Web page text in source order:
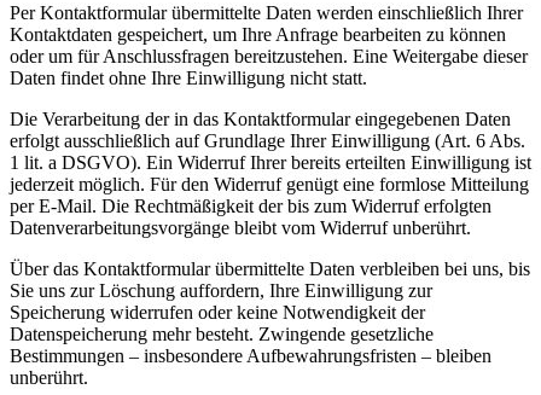
Per Kontaktformular übermittelte Daten werden einschließlich Ihrer
Kontaktdaten gespeichert, um Ihre Anfrage bearbeiten zu können
oder um für Anschlussfragen bereitzustehen. Eine Weitergabe dieser
Daten findet ohne Ihre Einwilligung nicht statt.
Die Verarbeitung der in das Kontaktformular eingegebenen Daten
erfolgt ausschließlich auf Grundlage Ihrer Einwilligung (Art. 6 Abs.
1 lit. a DSGVO). Ein Widerruf Ihrer bereits erteilten Einwilligung ist
jederzeit möglich. Für den Widerruf genügt eine formlose Mitteilung
per E-Mail. Die Rechtmäßigkeit der bis zum Widerruf erfolgten
Datenverarbeitungsvorgänge bleibt vom Widerruf unberührt.
Über das Kontaktformular übermittelte Daten verbleiben bei uns, bis
Sie uns zur Löschung auffordern, Ihre Einwilligung zur
Speicherung widerrufen oder keine Notwendigkeit der
Datenspeicherung mehr besteht. Zwingende gesetzliche
Bestimmungen – insbesondere Aufbewahrungsfristen – bleiben
unberührt.